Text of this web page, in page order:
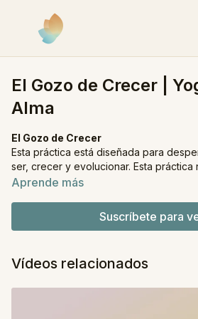
El Gozo de Crecer |
Alma
El Gozo de Crecer
Esta práctica está diseñada para
ser, crecer y evolucionar. Esta práctica
vida es un ciclo constante de
con más fuerza y autenticidad.
avancemos, exploraremos posturas
Aprende más
Suscríbete para
Vídeos relacionados